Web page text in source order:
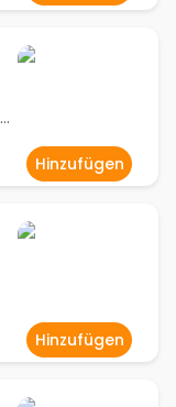
Hinzufügen
Hinzufügen